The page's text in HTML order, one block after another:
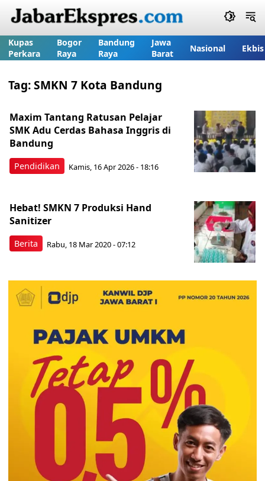
Kupas
Perkara
Bogor
Raya
Bandung
Raya
Jawa
Barat
Nasional Ekbis
Tag:SMKN 7 Kota Bandung
Pendidikan
Maxim Tantang Ratusan Pelajar
SMK Adu Cerdas Bahasa Inggris di
Bandung
Kamis, 16 Apr 2026 - 18:16
Berita
Hebat! SMKN 7 Produksi Hand
Sanitizer
Rabu, 18 Mar 2020 - 07:12